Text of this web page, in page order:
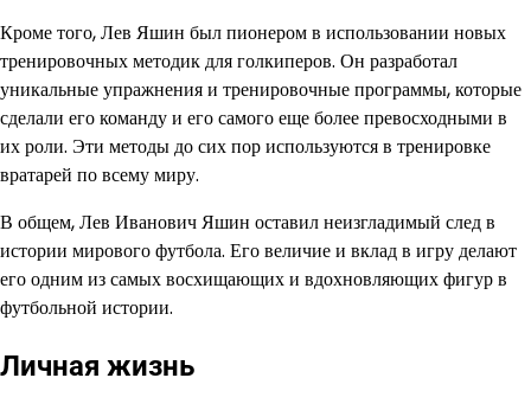
Кроме того, Лев Яшин был пионером в использовании новых
тренировочных методик для голкиперов. Он разработал
уникальные упражнения и тренировочные программы, которые
сделали его команду и его самого еще более превосходными в
их роли. Эти методы до сих пор используются в тренировке
вратарей по всему миру.
В общем, Лев Иванович Яшин оставил неизгладимый след в
истории мирового футбола. Его величие и вклад в игру делают
его одним из самых восхищающих и вдохновляющих фигур в
футбольной истории.
Личная жизнь